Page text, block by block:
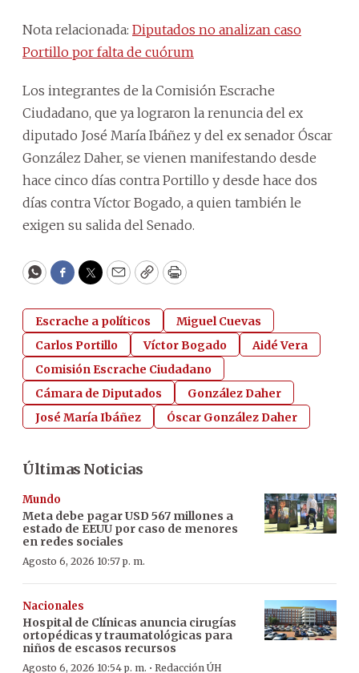
Nota relacionada: Diputados no analizan caso
Portillo por falta de cuórum
Los integrantes de la Comisión Escrache
Ciudadano, que ya lograron la renuncia del ex
diputado José María Ibáñez y del ex senador Óscar
González Daher, se vienen manifestando desde
hace cinco días contra Portillo y desde hace dos
días contra Víctor Bogado, a quien también le
exigen su salida del Senado.
WhatsApp
Facebook
Twitter
EmailCopyPrint
Escrache a políticos
Miguel Cuevas
Carlos Portillo
Víctor Bogado
Aidé Vera
Comisión Escrache Ciudadano
Cámara de Diputados
González Daher
José María Ibáñez
Óscar González Daher
Últimas Noticias
Mundo
Meta debe pagar USD 567 millones a
estado de EEUU por caso de menores
en redes sociales
Agosto 6, 2026 10:57 p. m.
Nacionales
Hospital de Clínicas anuncia cirugías
ortopédicas y traumatológicas para
niños de escasos recursos
Agosto 6, 2026 10:54 p. m. · Redacción ÚH